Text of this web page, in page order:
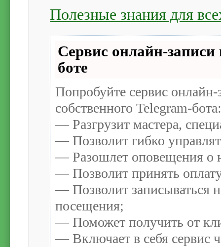
Полезные знания для
Сервис онлайн-записи
боте
Попробуйте сервис
собственного Telegram-
— Разгрузит мастера,
— Позволит гибко
— Разошлет оповещения о
— Позволит принять
— Позволит записываться
посещения;
— Поможет получить от
— Включает в себя сервис